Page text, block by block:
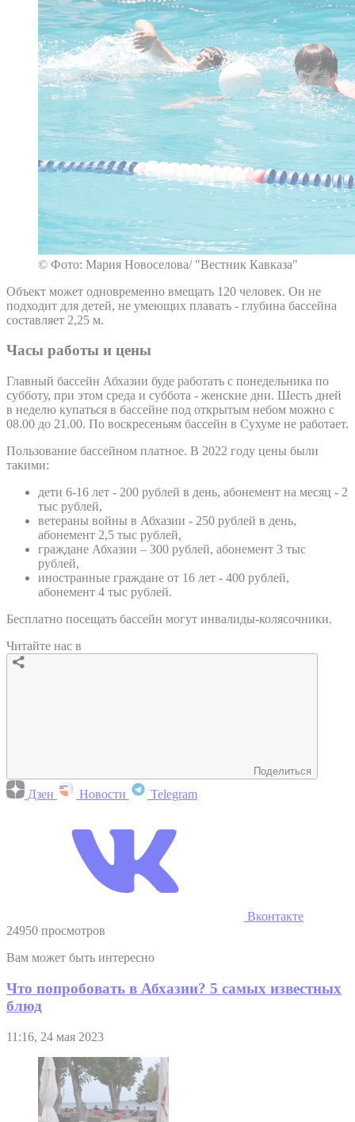
© Фото: Мария Новоселова/ "Вестник Кавказа"
Объект может одновременно вмещать 120 человек. Он не
подходит для детей, не умеющих плавать - глубина бассейна
составляет 2,25 м.
Часы работы и цены
Главный бассейн Абхазии буде работать с понедельника по
субботу, при этом среда и суббота - женские дни. Шесть дней
в неделю купаться в бассейне под открытым небом можно с
08.00 до 21.00. По воскресеньям бассейн в Сухуме не работает.
Пользование бассейном платное. В 2022 году цены были
такими:
дети 6-16 лет - 200 рублей в день, абонемент на месяц - 2
тыс рублей,
ветераны войны в Абхазии - 250 рублей в день,
абонемент 2,5 тыс рублей,
граждане Абхазии – 300 рублей, абонемент 3 тыс
рублей,
иностранные граждане от 16 лет - 400 рублей,
абонемент 4 тыс рублей.
Бесплатно посещать бассейн могут инвалиды-колясочники.
Читайте нас в
Поделиться
Дзен Новости Telegram
Вконтакте
24950 просмотров
Вам может быть интересно
Что попробовать в Абхазии? 5 самых известных
блюд
11:16, 24 мая 2023